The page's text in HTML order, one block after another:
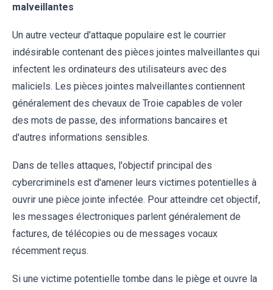
malveillantes
Un autre vecteur d'attaque populaire est le courrier
indésirable contenant des pièces jointes malveillantes qui
infectent les ordinateurs des utilisateurs avec des
maliciels. Les pièces jointes malveillantes contiennent
généralement des chevaux de Troie capables de voler
des mots de passe, des informations bancaires et
d'autres informations sensibles.
Dans de telles attaques, l'objectif principal des
cybercriminels est d'amener leurs victimes potentielles à
ouvrir une pièce jointe infectée. Pour atteindre cet objectif,
les messages électroniques parlent généralement de
factures, de télécopies ou de messages vocaux
récemment reçus.
Si une victime potentielle tombe dans le piège et ouvre la